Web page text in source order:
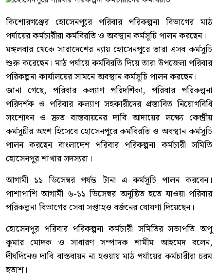
কিশোরগঞ্জের হোসেনপুরে পরিবার পরিকল্পনা বিভাগের মাঠ
পর্যায়ের কর্মচারীরা কর্মবিরতি ও অবস্থান কর্মসূচি পালন করছেন।
মঙ্গলবার থেকে সারাদেশের ন্যায় হোসেনপুরে তারা এসব কর্মসূচি
শুরু করেছেন। মাঠ পর্যায়ে কর্মবিরতি দিয়ে তারা উপজেলা পরিবার
পরিকল্পনা কার্যালয়ের সামনে অবস্থান কর্মসূচি পালন করছেন।
জানা গেছে, পরিবার কল্যাণ পরিদর্শিকা, পরিবার পরিকল্পনা
পরিদর্শক ও পরিবার কল্যাণ সহকারীদের প্রস্তাবিত নিয়োগবিধি
সংশোধন ও দ্রুত বাস্তবায়নের দাবি আদায়ের লক্ষ্যে কেন্দ্রীয়
কর্মসূচীর অংশ হিসেবে হোসেনপুরে কর্মবিরতি ও অবস্থান কর্মসূচি
পালন করছেন বাংলাদেশ পরিবার পরিকল্পনা কর্মচারী সমিতি
হোসেনপুর শাখার সদস্যরা।
আগামী ১১ ডিসেম্বর পর্যন্ত টানা এ কর্মসূচি পালন করবেন।
পাশাপাশি আগামী ৬-১১ ডিসেম্বর অনুষ্ঠিত হতে যাওয়া পরিবার
পরিকল্পনা বিভাগের সেবা সপ্তাহও বর্জনের ঘোষণা দিয়েছেন।
হোসেনপুর পরিবার পরিকল্পনা কর্মচারী সমিতির সভাপতি অপু
কুমার মোদক ও সাধারণ সম্পাদক শামীম আহমেদ বলেন,
দীর্ঘদিনেও দাবি বাস্তবায়ন না হওয়ায় মাঠ পর্যায়ের কর্মচারীরা চরম
হতাশ।